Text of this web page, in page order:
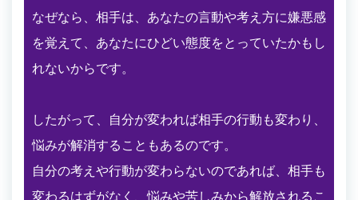
なぜなら、相手は、あなたの言動や考え方に嫌悪感
を覚えて、あなたにひどい態度をとっていたかもし
れないからです。
したがって、自分が変われば相手の行動も変わり、
悩みが解消することもあるのです。
自分の考えや行動が変わらないのであれば、相手も
変わるはずがなく、悩みや苦しみから解放されるこ